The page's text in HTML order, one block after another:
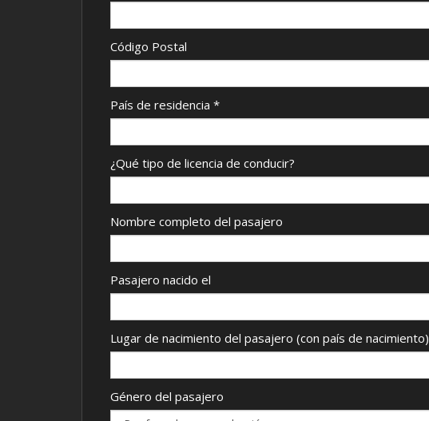
Código Postal
País de residencia *
¿Qué tipo de licencia de conducir?
Nombre completo del pasajero
Pasajero nacido el
Lugar de nacimiento del pasajero (con país de nacimiento)
Género del pasajero